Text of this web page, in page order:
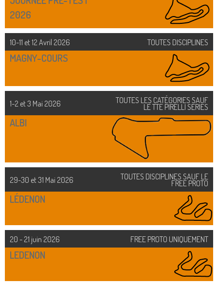
2026
10-11 et 12 Avril 2026 TOUTES DISCIPLINES
MAGNY-COURS
1-2 et 3 Mai 2026 TOUTES LES CATÉGORIES SAUF
LE TTE PIRELLI SERIES
ALBI
29-30 et 31 Mai 2026 TOUTES DISCIPLINES SAUF LE
FREE PROTO
LÉDENON
20 - 21 juin 2026 FREE PROTO UNIQUEMENT
LEDENON